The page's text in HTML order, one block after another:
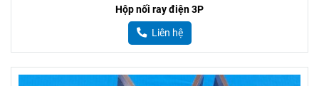
Hộp nối ray điện 3P
Liên hệ